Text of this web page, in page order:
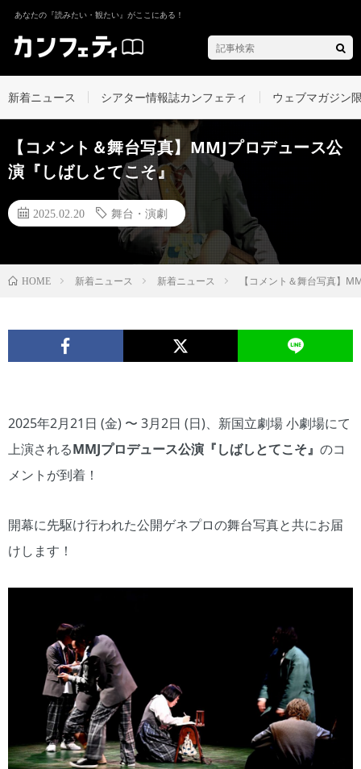
あなたの『読みたい・観たい』がここにある！
新着ニュース シアター情報誌カンフェティ ウェブマガジン
【コメント＆舞台写真】MMJプロデュース公
演『しばしとてこそ』
2025.02.20 舞台・演劇
HOME 新着ニュース 新着ニュース 【コメント＆舞台写真】
2025年2月21日 (金) 〜 3月2日 (日)、新国立劇場 小劇場にて
上演されるMMJプロデュース公演『しばしとてこそ』 のコ
メントが到着！
開幕に先駆け行われた公開ゲネプロの舞台写真と共にお届
けします！